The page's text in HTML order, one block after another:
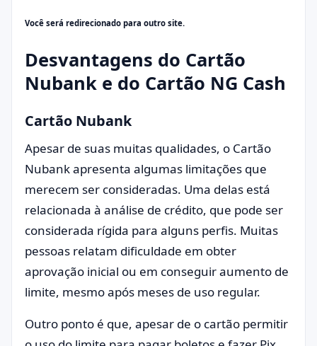
Você será redirecionado para outro site.
Desvantagens do Cartão
Nubank e do Cartão NG Cash
Cartão Nubank
Apesar de suas muitas qualidades, o Cartão
Nubank apresenta algumas limitações que
merecem ser consideradas. Uma delas está
relacionada à análise de crédito, que pode ser
considerada rígida para alguns perfis. Muitas
pessoas relatam dificuldade em obter
aprovação inicial ou em conseguir aumento de
limite, mesmo após meses de uso regular.
Outro ponto é que, apesar de o cartão permitir